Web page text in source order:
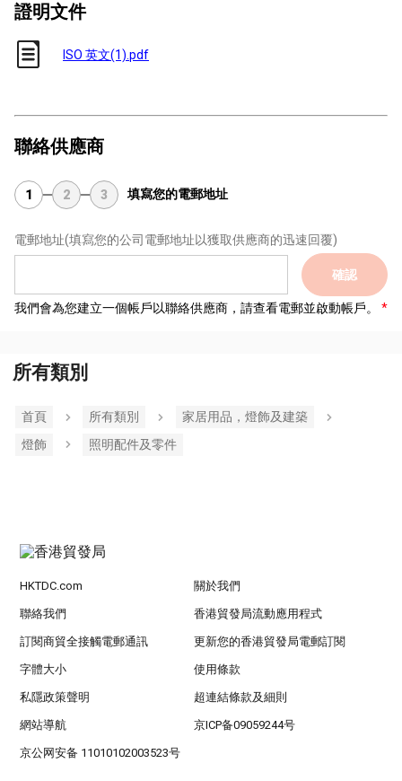
證明文件
ISO 英文(1).pdf
聯絡供應商
1 2 3 填寫您的電郵地址
電郵地址(填寫您的公司電郵地址以獲取供應商的迅速回覆)
確認
我們會為您建立一個帳戶以聯絡供應商，請查看電郵並啟動帳戶。
所有類別
首頁 所有類別
家居用品，燈飾及建築
燈飾
照明配件及零件
HKTDC.com 關於我們
聯絡我們 香港貿發局流動應用程式
訂閱商貿全接觸電郵通訊 更新您的香港貿發局電郵訂閱
字體大小 使用條款
私隱政策聲明 超連結條款及細則
網站導航 京ICP备09059244号
京公网安备 11010102003523号